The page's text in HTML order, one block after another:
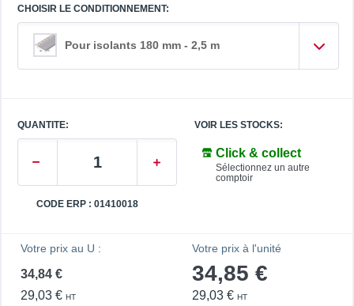
CHOISIR LE CONDITIONNEMENT:
Pour isolants 180 mm - 2,5 m
QUANTITE:
CODE ERP : 01410018
VOIR LES STOCKS:
Click & collect
Sélectionnez un autre
comptoir
Votre prix au U :
34,84 €
29,03 € HT
Votre prix à l'unité
34,85 €
29,03 € HT